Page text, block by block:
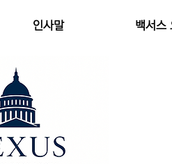
인사말 백서스